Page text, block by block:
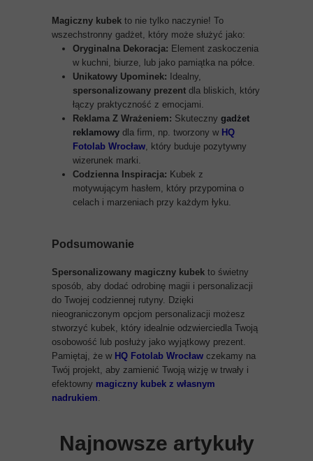
Magiczny kubek to nie tylko naczynie! To
wszechstronny gadżet, który może służyć jako:
Oryginalna Dekoracja: Element zaskoczenia
w kuchni, biurze, lub jako pamiątka na półce.
Unikatowy Upominek: Idealny,
spersonalizowany prezent dla bliskich, który
łączy praktyczność z emocjami.
Reklama Z Wrażeniem: Skuteczny gadżet
reklamowy dla firm, np. tworzony w HQ
Fotolab Wrocław, który buduje pozytywny
wizerunek marki.
Codzienna Inspiracja: Kubek z
motywującym hasłem, który przypomina o
celach i marzeniach przy każdym łyku.
Podsumowanie
Spersonalizowany magiczny kubek to świetny
sposób, aby dodać odrobinę magii i personalizacji
do Twojej codziennej rutyny. Dzięki
nieograniczonym opcjom personalizacji możesz
stworzyć kubek, który idealnie odzwierciedla Twoją
osobowość lub posłuży jako wyjątkowy prezent.
Pamiętaj, że w HQ Fotolab Wrocław czekamy na
Twój projekt, aby zamienić Twoją wizję w trwały i
efektowny magiczny kubek z własnym
nadrukiem.
Najnowsze artykuły